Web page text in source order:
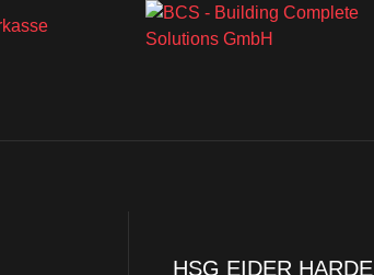
HSG EIDER HARDE